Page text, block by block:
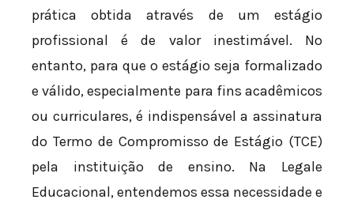
prática obtida através de um estágio
profissional é de valor inestimável. No
entanto, para que o estágio seja formalizado
e válido, especialmente para fins acadêmicos
ou curriculares, é indispensável a assinatura
do Termo de Compromisso de Estágio (TCE)
pela instituição de ensino. Na Legale
Educacional, entendemos essa necessidade e